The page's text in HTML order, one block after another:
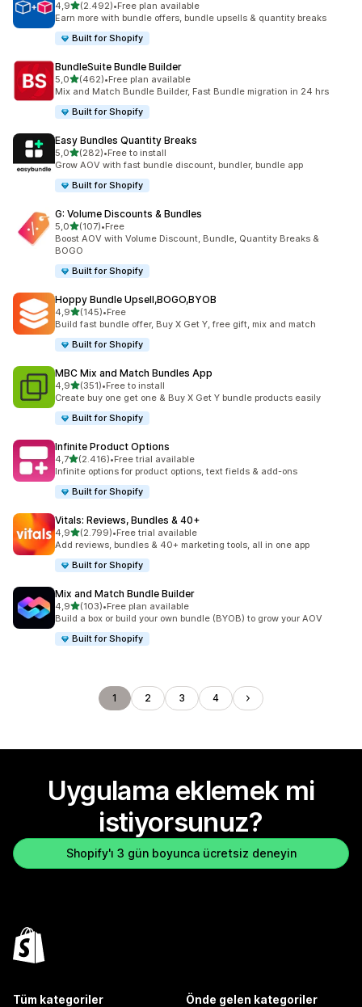
4,95 yıldız üzerinden
(2.492)
toplam 2492 değerlendirme
•Free plan available
Earn more with bundle offers, bundle upsells & quantity breaks
Built for Shopify
BundleSuite Bundle Builder
5,05 yıldız üzerinden
(462)
toplam 462 değerlendirme
•Free plan available
Mix and Match Bundle Builder, Fast Bundle migration in 24 hrs
Built for Shopify
Easy Bundles Quantity Breaks
5,05 yıldız üzerinden
(282)
toplam 282 değerlendirme
•Free to install
Grow AOV with fast bundle discount, bundler, bundle app
Built for Shopify
G: Volume Discounts & Bundles
5,05 yıldız üzerinden
(107)
toplam 107 değerlendirme
•Free
Boost AOV with Volume Discount, Bundle, Quantity Breaks &
BOGO
Built for Shopify
Hoppy Bundle Upsell,BOGO,BYOB
4,95 yıldız üzerinden
(145)
toplam 145 değerlendirme
•Free
Build fast bundle offer, Buy X Get Y, free gift, mix and match
Built for Shopify
MBC Mix and Match Bundles App
4,95 yıldız üzerinden
(351)
toplam 351 değerlendirme
•Free to install
Create buy one get one & Buy X Get Y bundle products easily
Built for Shopify
Infinite Product Options
4,75 yıldız üzerinden
(2.416)
toplam 2416 değerlendirme
•Free trial available
Infinite options for product options, text fields & add-ons
Built for Shopify
Vitals: Reviews, Bundles & 40+
4,95 yıldız üzerinden
(2.799)
toplam 2799 değerlendirme
•Free trial available
Add reviews, bundles & 40+ marketing tools, all in one app
Built for Shopify
Mix and Match Bundle Builder
4,95 yıldız üzerinden
(103)
toplam 103 değerlendirme
•Free plan available
Build a box or build your own bundle (BYOB) to grow your AOV
Built for Shopify
1 2 3 4
Uygulama eklemek mi
istiyorsunuz?
Shopify'ı 3 gün boyunca ücretsiz deneyin
Tüm kategoriler Önde gelen kategoriler